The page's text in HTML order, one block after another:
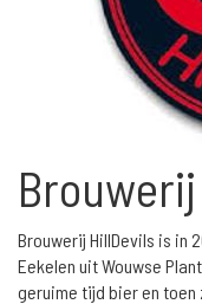
Brouwerij HillDevils is in
Eekelen uit Wouwse
geruime tijd bier en toen